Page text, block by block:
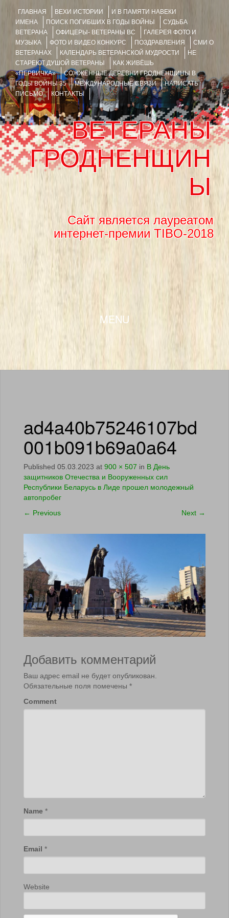
ГЛАВНАЯ ВЕХИ ИСТОРИИ
И В ПАМЯТИ НАВЕКИ
ИМЕНА
ПОИСК ПОГИБШИХ В ГОДЫ ВОЙНЫ
СУДЬБА
ВЕТЕРАНА
ОФИЦЕРЫ- ВЕТЕРАНЫ ВС
ГАЛЕРЕЯ ФОТО И
МУЗЫКА
ФОТО И ВИДЕО КОНКУРС ПОЗДРАВЛЕНИЯ
СМИ О
ВЕТЕРАНАХ
КАЛЕНДАРЬ ВЕТЕРАНСКОЙ МУДРОСТИ
НЕ
СТАРЕЮТ ДУШОЙ ВЕТЕРАНЫ
КАК ЖИВЁШЬ
«ПЕРВИЧКА»
СОЖЖЁННЫЕ ДЕРЕВНИ ГРОДНЕНЩИНЫ В
ГОДЫ ВОЙНЫ 35
МЕЖДУНАРОДНЫЕ СВЯЗИ
НАПИСАТЬ
ПИСЬМО
КОНТАКТЫ
ВЕТЕРАНЫ
ГРОДНЕНЩИН
Ы
Сайт является лауреатом
интернет-премии TIBO-2018
MENU
ad4a40b75246107bd
001b091b69a0a64
Published 05.03.2023 at 900 × 507 in В День
защитников Отечества и Вооруженных сил
Республики Беларусь в Лиде прошел молодежный
автопробег
← Previous Next →
Добавить комментарий
Ваш адрес email не будет опубликован.
Обязательные поля помечены *
Comment
Name *
Email *
Website